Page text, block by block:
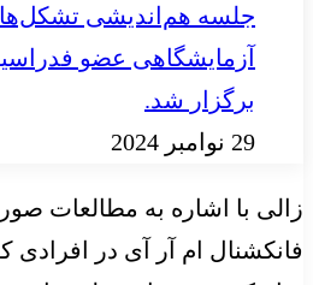
جلسه هم‌اندیشی
آزمایشگاهی عضو
برگزار شد.
29 نوامبر 2024
زالی با اشاره به مطالعات
فانکشنال ام آر آی در افرادی